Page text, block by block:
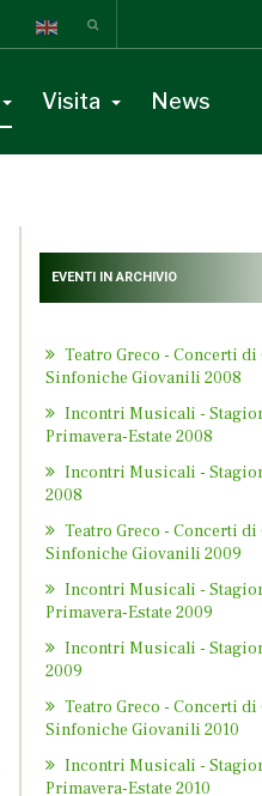
Visita News
EVENTI IN ARCHIVIO
Teatro Greco - Concerti di
Sinfoniche Giovanili 2008
Incontri Musicali -
Primavera-Estate 2008
Incontri Musicali -
2008
Teatro Greco - Concerti di
Sinfoniche Giovanili 2009
Incontri Musicali -
Primavera-Estate 2009
Incontri Musicali -
2009
Teatro Greco - Concerti di
Sinfoniche Giovanili 2010
Incontri Musicali -
Primavera-Estate 2010